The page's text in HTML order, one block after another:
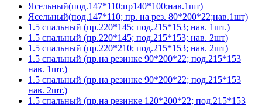
Ясельный(под.147*110;пр140*100;нав.1шт)
Ясельный(под.147*110; пр. на рез. 80*200*22;нав.1шт)
1.5 спальный (пр.220*145; под.215*153; нав. 1шт.)
1.5 спальный (пр.220*145; под.215*153; нав. 2шт)
1.5 спальный (пр.220*210; под.215*153; нав. 2шт)
1.5 спальный (пр.на резинке 90*200*22; под.215*153
нав. 1шт.)
1.5 спальный (пр.на резинке 90*200*22; под.215*153
нав. 2шт.)
1.5 спальный (пр.на резинке 120*200*22; под.215*153